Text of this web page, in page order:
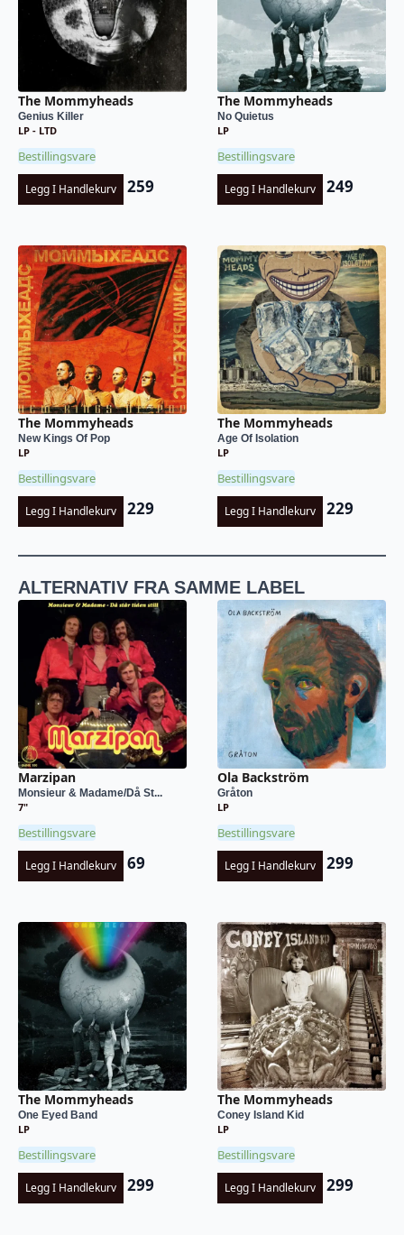
The Mommyheads
Genius Killer
LP - LTD
Bestillingsvare
Legg I Handlekurv 259
The Mommyheads
No Quietus
LP
Bestillingsvare
Legg I Handlekurv 249
The Mommyheads
New Kings Of Pop
LP
Bestillingsvare
Legg I Handlekurv 229
The Mommyheads
Age Of Isolation
LP
Bestillingsvare
Legg I Handlekurv 229
ALTERNATIV FRA SAMME LABEL
Marzipan
Monsieur & Madame/Då St...
7"
Bestillingsvare
Legg I Handlekurv 69
Ola Backström
Gråton
LP
Bestillingsvare
Legg I Handlekurv 299
The Mommyheads
One Eyed Band
LP
Bestillingsvare
Legg I Handlekurv 299
The Mommyheads
Coney Island Kid
LP
Bestillingsvare
Legg I Handlekurv 299